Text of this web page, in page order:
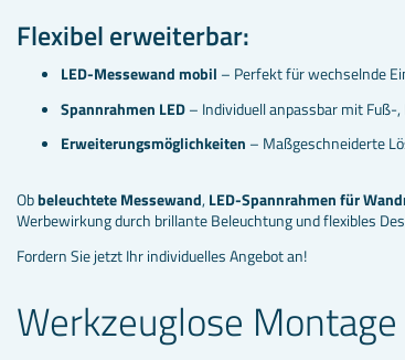
Flexibel erweiterbar:
LED-Messewand mobil – Perfekt für wechselnde
Spannrahmen LED– Individuell anpassbar mit Fuß-
Erweiterungsmöglichkeiten – Maßgeschneiderte
Obbeleuchtete Messewand,LED-Spannrahmen für
Werbewirkung durch brillante Beleuchtung und flexibles
Fordern Sie jetzt Ihr individuelles Angebot an!
Werkzeuglose